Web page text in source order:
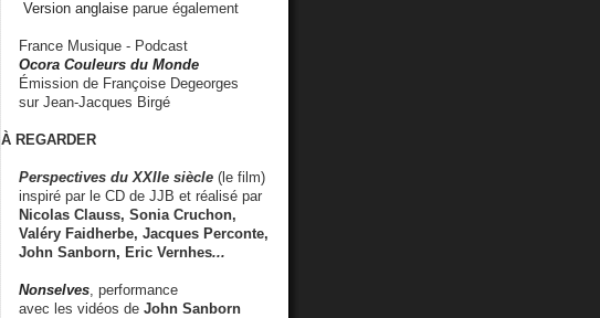
Version anglaise parue également
France Musique - Podcast
Ocora Couleurs du Monde
Émission de Françoise Degeorges
sur Jean-Jacques Birgé
À REGARDER
Perspectives du XXIIe siècle (le film)
inspiré par le CD de JJB et réalisé par
Nicolas Clauss, Sonia Cruchon,
Valéry Faidherbe, Jacques Perconte,
John Sanborn, Eric Vernhes...
Nonselves , performance
avec les vidéos de John Sanborn